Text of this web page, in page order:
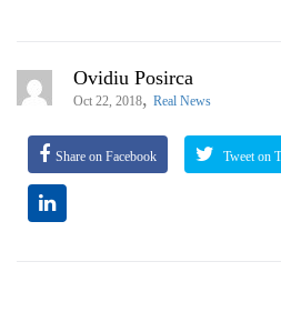
Ovidiu Posirca
Oct 22, 2018, Real News
Share on Facebook Tweet on